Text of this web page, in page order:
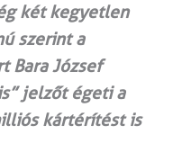
két kegyetlen
szerint a
Bara József
jelzőt égeti a
kártérítést is